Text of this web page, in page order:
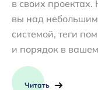
в своих проектах.
вы над
системой, теги
и порядок в
Читать